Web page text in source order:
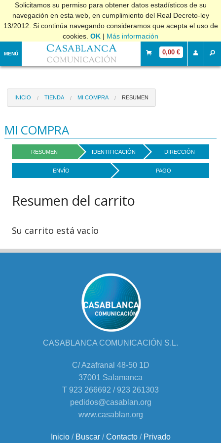
Solicitamos su permiso para obtener datos estadísticos de su
navegación en esta web, en cumplimiento del Real Decreto-ley
13/2012. Si continúa navegando consideramos que acepta el uso de
cookies. OK | Más información
MENÚ 0,00 €
INICIO TIENDA MI COMPRA RESUMEN
MI COMPRA
RESUMEN IDENTIFICACIÓN DIRECCIÓN
ENVÍO PAGO
Resumen del carrito
Su carrito está vacío
CASABLANCA COMUNICACIÓN S.L.
C/ Azafranal 48-50 1D
37001 Salamanca
T 923 266692 / 923 261303
pedidos@casablan.org
www.casablan.org
Inicio/ Buscar/Contacto/ Privado